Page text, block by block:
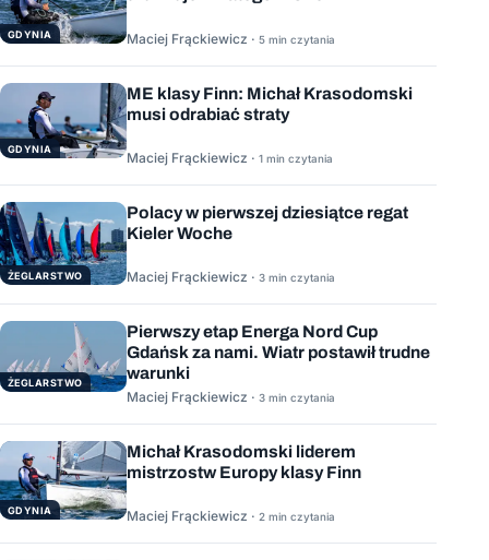
GDYNIA Maciej Frąckiewicz · 5 min czytania
GDYNIA
ME klasy Finn: Michał Krasodomski
musi odrabiać straty
Maciej Frąckiewicz · 1 min czytania
ŻEGLARSTWO
Polacy w pierwszej dziesiątce regat
Kieler Woche
Maciej Frąckiewicz · 3 min czytania
ŻEGLARSTWO
Pierwszy etap Energa Nord Cup
Gdańsk za nami. Wiatr postawił trudne
warunki
Maciej Frąckiewicz · 3 min czytania
GDYNIA
Michał Krasodomski liderem
mistrzostw Europy klasy Finn
Maciej Frąckiewicz · 2 min czytania